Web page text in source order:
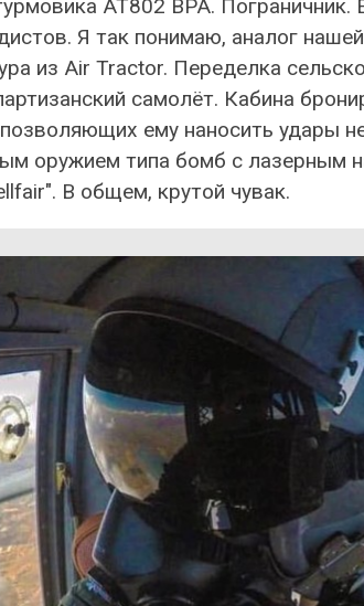
AT802 BPA. Пограничник.
Я так понимаю, аналог
из Air Tractor. Переделка
самолёт. Кабина
ему наносить удары
оружием типа бомб с лазерным
В общем, крутой чувак.